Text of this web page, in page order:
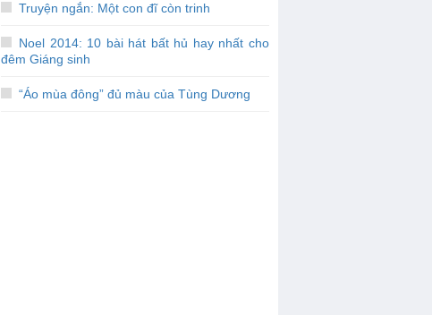
Truyện ngắn: Một con đĩ còn trinh
Noel 2014: 10 bài hát bất hủ hay nhất cho
đêm Giáng sinh
“Áo mùa đông” đủ màu của Tùng Dương